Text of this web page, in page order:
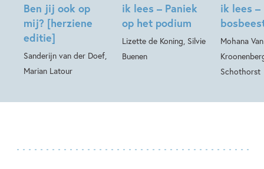
Ben jij ook op
mij? [herziene
editie]
Sanderijn van der Doef,
Marian Latour
ik lees – Paniek
op het podium
Lizette de Koning, Silvie
Buenen
ik lees –
Mohana
Schothorst